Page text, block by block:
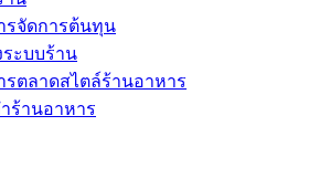
รจัดการต้นทุน
ระบบร้าน
รตลาดสไตล์ร้านอาหาร
ร้านอาหาร